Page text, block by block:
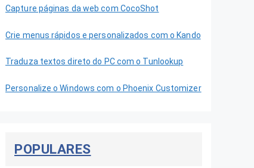
Capture páginas da web com CocoShot
Crie menus rápidos e personalizados com o Kando
Traduza textos direto do PC com o Tunlookup
Personalize o Windows com o Phoenix Customizer
POPULARES